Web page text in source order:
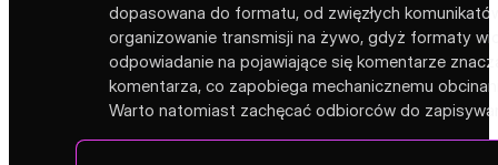
dopasowana do formatu, od zwięzłych
organizowanie transmisji na żywo, gdyż formaty
odpowiadanie na pojawiające się komentarze
komentarza, co zapobiega mechanicznemu
Warto natomiast zachęcać odbiorców do